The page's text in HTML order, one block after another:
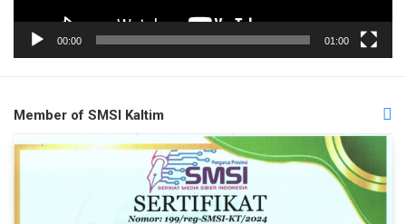
00:00 01:00
Member of SMSI Kaltim